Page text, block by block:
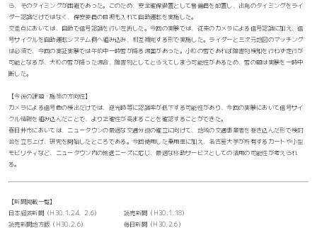
ら、そのタイミングが困難であった。このため、安全確保措置として警備員を配置し、出発のタイミングをライ
ダー認識だけではなく、保安要員の目視も入れて自動運転を実施した。
交差点においては、自動で信号認識を行い左折した。今回の実験では、従来のカメラによる信号認識に加え、信
号サイクルを自動運転システム側へ組み込み、相互補完する形で実施した。ライダーと三次元地図のマッチング
は必須で、今回の実証実験では午前中一時雪が降る場面があった。小粒の雪であれば障害物検知を行わず走行が
可能となるが、大粒の雪が降った場合、障害物としてとらえてしまう可能性があるため、雪の間は実験を一時中
断した。
【今後の課題・施策の方向性】
カメラによる信号色の検出だけでは、逆光時等に認識率が低下する可能性があり、今回の実験において信号サイ
クル情報を組み込んだことで、より正確性が高まることを確認することができた。
春日井市においては、ニュータウンの最適な交通分担の確立に向けて、地域の交通事業者を巻き込んだ形で検討
会を立ち上げ、研究を開始したところである。今回使用した乗用車に加え、名古屋大学が所有するカートや小型
モビリティなど、ニュータウン内の輸送ニーズに応じ、最適な移動サービスとしての活用の可能性が考えられ
る。
【新聞掲載一覧】
日本経済新聞（H30.1.24、2.6） 読売新聞（H30.1.18）
読売新聞地方版（H30.2.6） 毎日新聞（H30.2.6）